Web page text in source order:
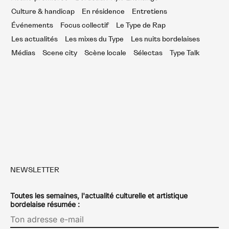
Culture & handicap
En résidence
Entretiens
Événements
Focus collectif
Le Type de Rap
Les actualités
Les mixes du Type
Les nuits bordelaises
Médias
Scene city Scène locale Sélectas Type Talk
NEWSLETTER
Toutes les semaines, l'actualité culturelle et artistique
bordelaise résumée :